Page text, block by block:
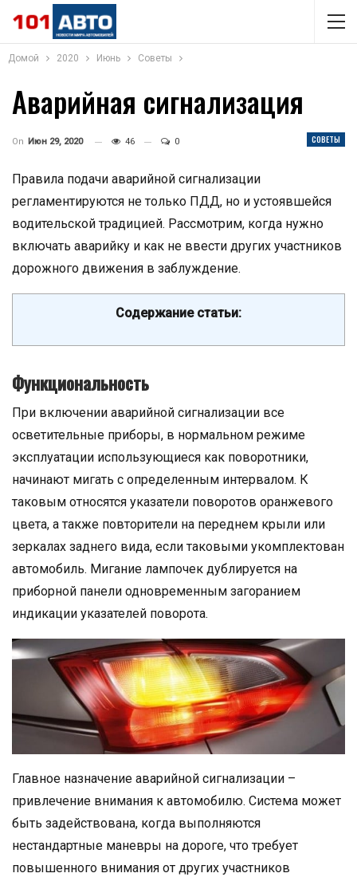
Домой 2020 Июнь Советы
Аварийная сигнализация
СОВЕТЫ
On Июн 29, 2020 46 0
Правила подачи аварийной сигнализации
регламентируются не только ПДД, но и устоявшейся
водительской традицией. Рассмотрим, когда нужно
включать аварийку и как не ввести других участников
дорожного движения в заблуждение.
Содержание статьи:
Функциональность
При включении аварийной сигнализации все
осветительные приборы, в нормальном режиме
эксплуатации использующиеся как поворотники,
начинают мигать с определенным интервалом. К
таковым относятся указатели поворотов оранжевого
цвета, а также повторители на переднем крыли или
зеркалах заднего вида, если таковыми укомплектован
автомобиль. Мигание лампочек дублируется на
приборной панели одновременным загоранием
индикации указателей поворота.
Главное назначение аварийной сигнализации –
привлечение внимания к автомобилю. Система может
быть задействована, когда выполняются
нестандартные маневры на дороге, что требует
повышенного внимания от других участников